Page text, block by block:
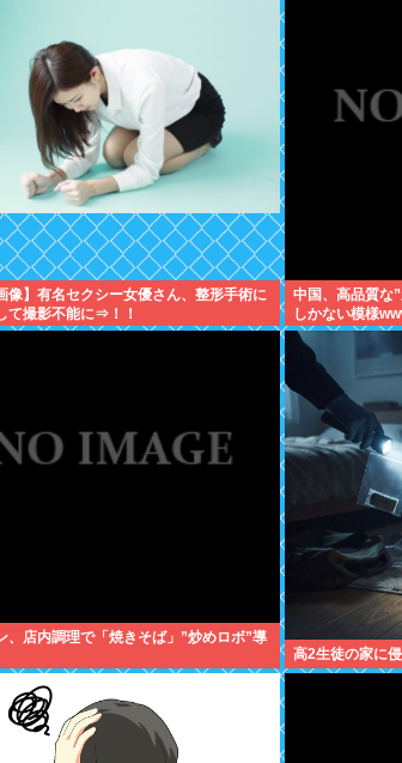
像】有名セクシー女優さん、整形手術に
て撮影不能に⇒！！
中国、高品質な
しかない模様
、店内調理で「焼きそば」”炒めロボ”導
高2生徒の家に